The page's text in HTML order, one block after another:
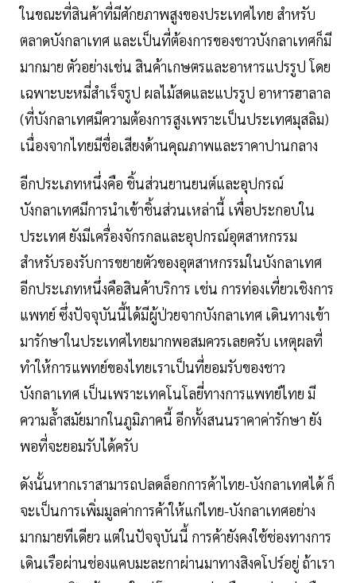
ในขณะที่สินค้าที่มีศักยภาพสูงของประเทศไทย สำหรับ
ตลาดบังกลาเทศ และเป็นที่ต้องการของชาวบังกลาเทศก็มี
มากมาย ตัวอย่างเช่น สินค้าเกษตรและอาหารแปรรูป โดย
เฉพาะบะหมี่สำเร็จรูป ผลไม้สดและแปรรูป อาหารฮาลาล
(ที่บังกลาเทศมีความต้องการสูงเพราะเป็นประเทศมุสลิม)
เนื่องจากไทยมีชื่อเสียงด้านคุณภาพและราคาปานกลาง
อีกประเภทหนึ่งคือ ชิ้นส่วนยานยนต์และอุปกรณ์
บังกลาเทศมีการนำเข้าชิ้นส่วนเหล่านี้ เพื่อประกอบใน
ประเทศ ยังมีเครื่องจักรกลและอุปกรณ์อุตสาหกรรม
สำหรับรองรับการขยายตัวของอุตสาหกรรมในบังกลาเทศ
อีกประเภทหนึ่งคือสินค้าบริการ เช่น การท่องเที่ยวเชิงการ
แพทย์ ซึ่งปัจจุบันนี้ได้มีผู้ป่วยจากบังกลาเทศ เดินทางเข้า
มารักษาในประเทศไทยมากพอสมควรเลยครับ เหตุผลที่
ทำให้การแพทย์ของไทยเราเป็นที่ยอมรับของชาว
บังกลาเทศ เป็นเพราะเทคโนโลยี่ทางการแพทย์ไทย มี
ความล้ำสมัยมากในภูมิภาคนี้ อีกทั้งสนนราคาค่ารักษา ยัง
พอที่จะยอมรับได้ครับ
ดังนั้นหากเราสามารถปลดล็อกการค้าไทย-บังกลาเทศได้ ก็
จะเป็นการเพิ่มมูลค่าการค้าให้แก่ไทย-บังกลาเทศอย่าง
มากมายทีเดียว แต่ในปัจจุบันนี้ การค้ายังคงใช้ช่องทางการ
เดินเรือผ่านช่องแคบมะละกาผ่านมาทางสิงคโปร์อยู่ ถ้าเรา